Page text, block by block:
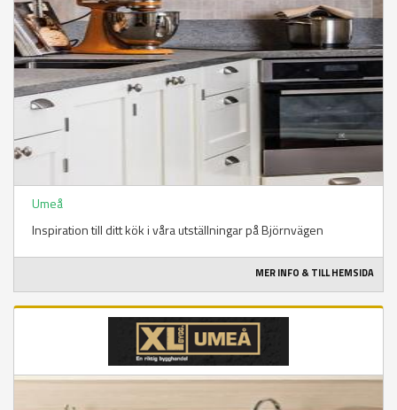
Umeå
Inspiration till ditt kök i våra utställningar på Björnvägen
MER INFO & TILL HEMSIDA